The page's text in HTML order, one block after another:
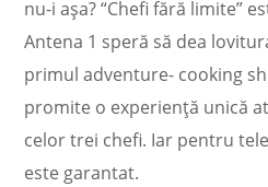
nu-i așa? “Chefi fără limite”
Antena 1 speră să dea
primul adventure- cooking
promite o experiență unică
celor trei chefi. Iar pentru
este garantat.